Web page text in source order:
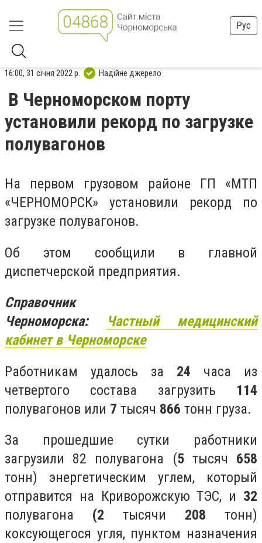
Рус
16:00, 31 січня 2022 р. Надійне джерело
В Черноморском порту
установили рекорд по загрузке
полувагонов
На первом грузовом районе ГП «МТП
«ЧЕРНОМОРСК» установили рекорд по
загрузке полувагонов.
Об этом сообщили в главной
диспетчерской предприятия.
Справочник
Черноморска:
Частныймедицинский
кабинет в Черноморске
Работникам удалось за 24 часа из
четвертого состава загрузить 114
полувагонов или 7 тысяч 866 тонн груза.
За прошедшие сутки работники
загрузили 82 полувагона (5тысяч 658
тонн) энергетическим углем, который
отправится на Криворожскую ТЭС, и 32
полувагона (2 тысячи 208 тонн)
коксующегося угля, пунктом назначения